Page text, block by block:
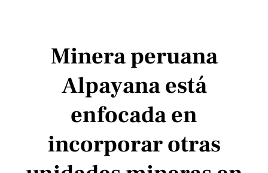
Minera peruana
Alpayana está
enfocada en
incorporar otras